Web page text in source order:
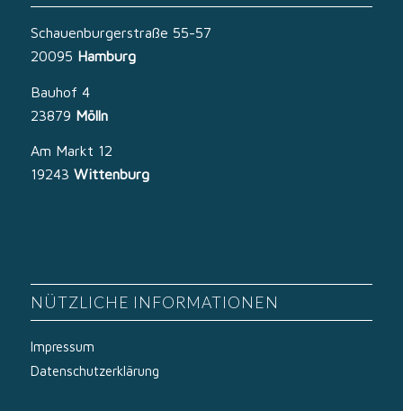
Schauenburgerstraße 55-57
20095 Hamburg
Bauhof 4
23879 Mölln
Am Markt 12
19243 Wittenburg
NÜTZLICHE INFORMATIONEN
Impressum
Datenschutzerklärung